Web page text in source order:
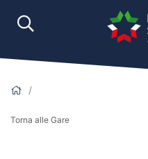
Torna alle Gare